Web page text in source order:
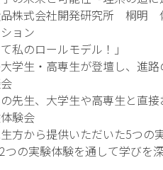
社開発研究所 桐明 佑
ン
ールモデル！」
専生が登壇し、進路の
、大学生や高専生と直接お
験会
提供いただいた5つの実
験体験を通して学びを深